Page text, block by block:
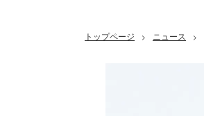
トップページ > ニュース >